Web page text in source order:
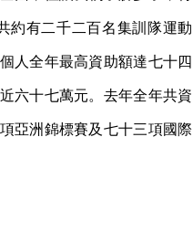
約有二千二百名集訓隊運動
人全年最高資助額達七十四
六十七萬元。去年全年共資
亞洲錦標賽及七十三項國際